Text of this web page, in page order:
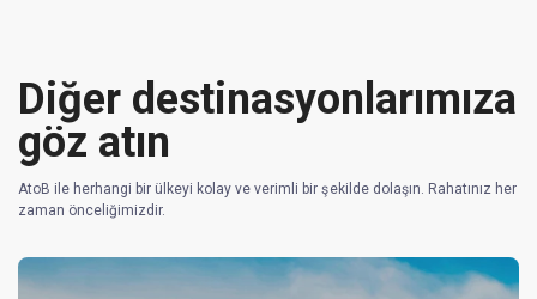
Diğer destinasyonlarımıza
göz atın
AtoB ile herhangi bir ülkeyi kolay ve verimli bir şekilde dolaşın. Rahatınız her
zaman önceliğimizdir.